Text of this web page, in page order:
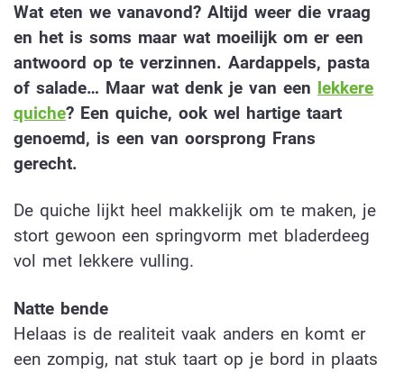
Wat eten we vanavond? Altijd weer die vraag
en het is soms maar wat moeilijk om er een
antwoord op te verzinnen. Aardappels, pasta
of salade… Maar wat denk je van een lekkere
quiche? Een quiche, ook wel hartige taart
genoemd, is een van oorsprong Frans
gerecht.
De quiche lijkt heel makkelijk om te maken, je
stort gewoon een springvorm met bladerdeeg
vol met lekkere vulling.
Natte bende
Helaas is de realiteit vaak anders en komt er
een zompig, nat stuk taart op je bord in plaats